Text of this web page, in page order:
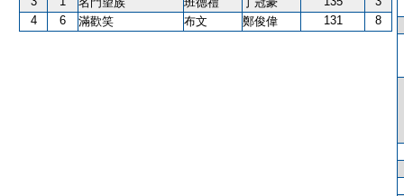
4
6 滿歡笑 布文 鄭俊偉 131 8